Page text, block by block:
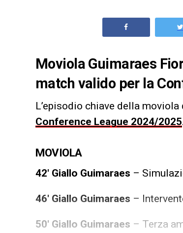
Moviola Guimaraes
match valido per la
L’episodio chiave della moviola
Conference League 2024/2025
MOVIOLA
42′ Giallo Guimaraes –
46′ Giallo Guimaraes –
50′ Giallo Guimaraes – Terza